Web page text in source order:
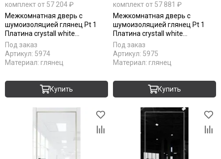
комплект от 57 204 ₽
Межкомнатная дверь с
шумоизоляцией глянец Pt 1
Платина crystall white
алюминиевая кромка Al глухая
Под заказ
Артикул: 5974
Материал: глянец
Купить
комплект от 57 881 ₽
Межкомнатная дверь с
шумоизоляцией глянец Pt 1
Платина crystall white
алюминиевая кромка Al Black
Edition глухая
Под заказ
Артикул: 5975
Материал: глянец
Купить